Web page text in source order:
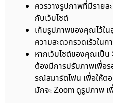
ควรวางรูปภาพที่มีราย
กับเว็บไซต์
เก็บรูปภาพของคุณไว้
ความสะดวกรวดเร็วใน
หากเว็บไซต์ของคุณเป็
ต้องมีการปรับภาพเพื่อ
รณ์สมาร์ตโฟน เพื่อให้
มักจะ Zoom ดูรูปภาพ